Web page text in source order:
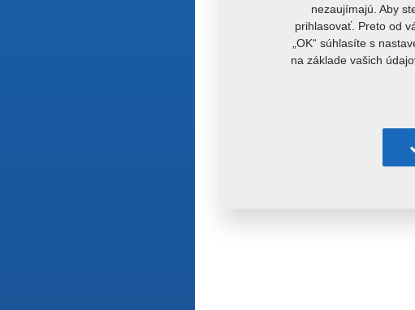
nezaujímajú. Aby
prihlasovať. Preto od
„OK“ súhlasíte s
na základe vašich